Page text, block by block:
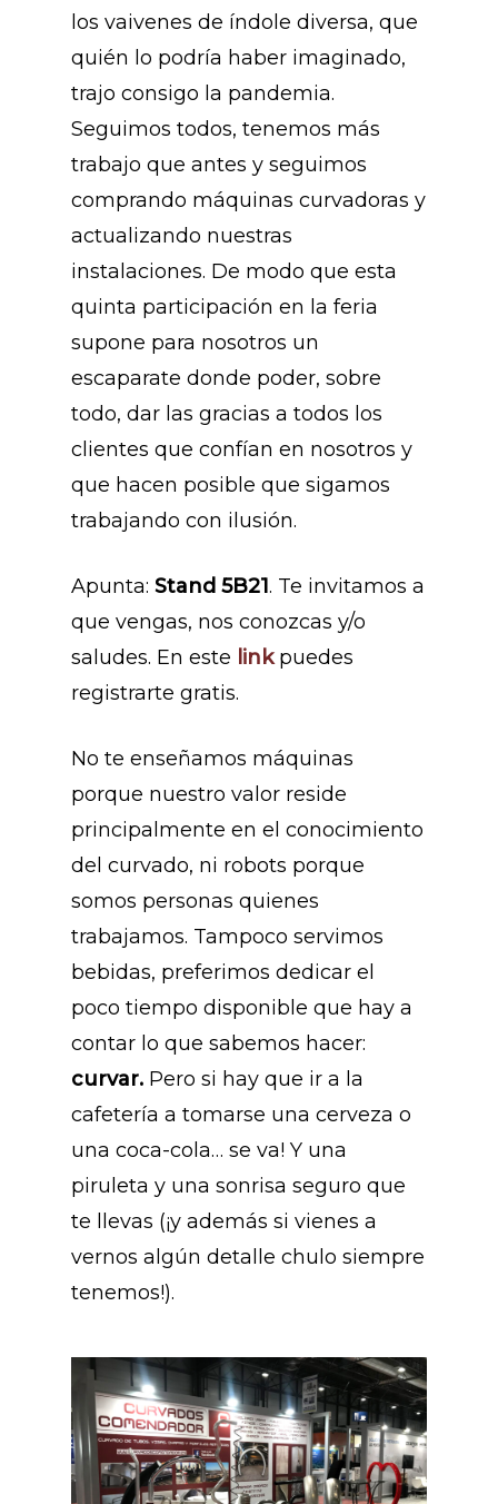
los vaivenes de índole diversa, que
quién lo podría haber imaginado,
trajo consigo la pandemia.
Seguimos todos, tenemos más
trabajo que antes y seguimos
comprando máquinas curvadoras y
actualizando nuestras
instalaciones. De modo que esta
quinta participación en la feria
supone para nosotros un
escaparate donde poder, sobre
todo, dar las gracias a todos los
clientes que confían en nosotros y
que hacen posible que sigamos
trabajando con ilusión.
Apunta: Stand 5B21. Te invitamos a
que vengas, nos conozcas y/o
saludes. En este link puedes
registrarte gratis.
No te enseñamos máquinas
porque nuestro valor reside
principalmente en el conocimiento
del curvado, ni robots porque
somos personas quienes
trabajamos. Tampoco servimos
bebidas, preferimos dedicar el
poco tiempo disponible que hay a
contar lo que sabemos hacer:
curvar. Pero si hay que ir a la
cafetería a tomarse una cerveza o
una coca-cola… se va! Y una
piruleta y una sonrisa seguro que
te llevas (¡y además si vienes a
vernos algún detalle chulo siempre
tenemos!).